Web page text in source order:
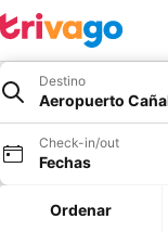
Destino
Aeropuerto
Check-in/out
Fechas
Ordenar